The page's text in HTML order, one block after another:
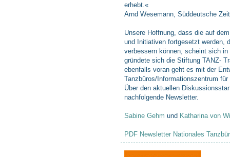
erhebt.«
Arnd Wesemann, Süddeutsche
Unsere Hoffnung, dass die auf
und Initiativen fortgesetzt werden,
verbessern können, scheint sich
gründete sich die Stiftung TANZ-
ebenfalls voran geht es mit der
Tanzbüros/Informationszentrum
Über den aktuellen
nachfolgende Newsletter.
Sabine Gehm und Katharina von
PDF Newsletter Nationales